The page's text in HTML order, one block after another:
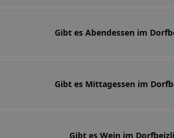
Gibt es Abendessen im
Gibt es Mittagessen im
Gibt es Wein im